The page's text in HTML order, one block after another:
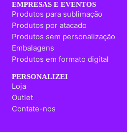
EMPRESAS E EVENTOS
Produtos para sublimação
Produtos por atacado
Produtos sem personalização
Embalagens
Produtos em formato digital
PERSONALIZEI
Loja
Outlet
Contate-nos